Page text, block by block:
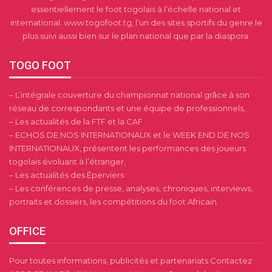
essentiellement le foot togolais à l’échelle national et
international. www.togofoot.tg, l’un des sites sportifs du genre le
plus suivi aussi bien sur le plan national que par la diaspora.
TOGO FOOT
– L’intégrale couverture du championnat national grâce à son
réseau de correspondants et une équipe de professionnels,
– Les actualités de la FTF et la CAF
– ECHOS DE NOS INTERNATIONAUX et le WEEK END DE NOS
INTERNATIONAUX, présentent les performances des joueurs
togolais évoluant à l’étranger,
– Les actualités des Éperviers
– Les conférences de presse, analyses, chroniques, interviews,
portraits et dossiers, les compétitions du foot Africain.
OFFICE
Pour toutes informations, publicités et partenariats Contactez